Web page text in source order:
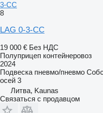
3-CC
8
LAG 0-3-CC
19 000 € Без НДС
Полуприцеп контейнеровоз
2024
Подвеска пневмо/пневмо
осей 3
Литва, Kaunas
Связаться с продавцом